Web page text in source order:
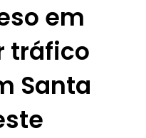
em
tráfico
Santa